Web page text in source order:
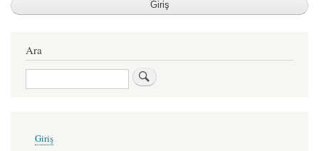
Ara
Ara
account
Giriş